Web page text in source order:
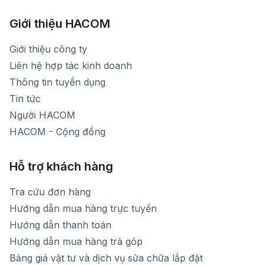
Thời gian mở cửa: Từ 8h30-19h hàng ngày
Xem bản đồ đường đi
1900 1903 (máy lẻ 159) -(028)73000322
1900 1903 (máy lẻ 160)
[email protected]
Thời gian mở cửa: Từ 8h30-20h hàng ngày
Giới thiệu HACOM
Giới thiệu công ty
Liên hệ hợp tác kinh doanh
Thông tin tuyển dụng
Tin tức
Người HACOM
HACOM - Cộng đồng
Hỗ trợ khách hàng
Tra cứu đơn hàng
Hướng dẫn mua hàng trực tuyến
Hướng dẫn thanh toán
Hướng dẫn mua hàng trả góp
Bảng giá vật tư và dịch vụ sửa chữa lắp đặt